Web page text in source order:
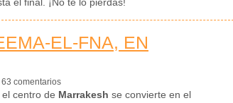
el final. ¡No te lo pierdas!
EL-FNA, EN
63 comentarios
centro de Marrakesh se convierte en el